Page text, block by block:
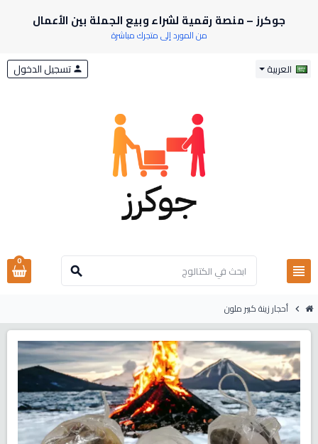
جوكرز – منصة رقمية لشراء وبيع الجملة بين الأعمال
من المورد إلى متجرك مباشرة
العربية
view_headline
search
person تسجيل الدخول
0
chevron_right أحجار زينة كبير ملون